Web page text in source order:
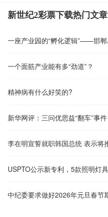
新世纪2彩票下载热门文章
一个面筋产业能有多“劲道”？
精神病有什么好笑的?
新华网评：三问优思益“翻车”事件